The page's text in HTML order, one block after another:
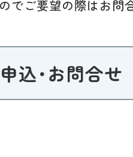
ご要望の際はお問
込･お問合せ